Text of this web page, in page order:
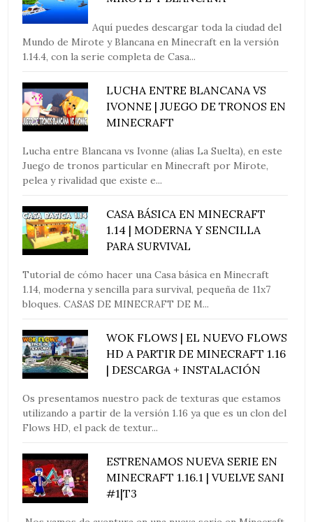
Aquí puedes descargar toda la ciudad del
Mundo de Mirote y Blancana en Minecraft en la versión
1.14.4, con la serie completa de Casa...
LUCHA ENTRE BLANCANA VS
IVONNE | JUEGO DE TRONOS EN
MINECRAFT
Lucha entre Blancana vs Ivonne (alias La Suelta), en este
Juego de tronos particular en Minecraft por Mirote,
pelea y rivalidad que existe e...
CASA BÁSICA EN MINECRAFT
1.14 | MODERNA Y SENCILLA
PARA SURVIVAL
Tutorial de cómo hacer una Casa básica en Minecraft
1.14, moderna y sencilla para survival, pequeña de 11x7
bloques. CASAS DE MINECRAFT DE M...
WOK FLOWS | EL NUEVO FLOWS
HD A PARTIR DE MINECRAFT 1.16
| DESCARGA + INSTALACIÓN
Os presentamos nuestro pack de texturas que estamos
utilizando a partir de la versión 1.16 ya que es un clon del
Flows HD, el pack de textur...
ESTRENAMOS NUEVA SERIE EN
MINECRAFT 1.16.1 | VUELVE SANI
#1|T3